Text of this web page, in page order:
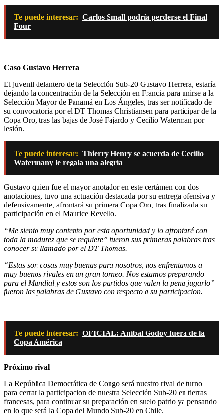
Te puede interesar: Carlos Small podría perderse el Final
Four
Caso Gustavo Herrera
El juvenil delantero de la Selección Sub-20 Gustavo Herrera, estaría
dejando la concentración de la Selección en Francia para unirse a la
Selección Mayor de Panamá en Los Ángeles, tras ser notificado de
su convocatoria por el DT Thomas Christiansen para participar de la
Copa Oro, tras las bajas de José Fajardo y Cecilio Waterman por
lesión.
Te puede interesar: Thierry Henry se acuerda de Cecilio
Watermany le regala una alegría
Gustavo quien fue el mayor anotador en este certámen con dos
anotaciones, tuvo una actuación destacada por su entrega ofensiva y
defensivamente, afrontará su primera Copa Oro, tras finalizada su
participación en el Maurice Revello.
“Me siento muy contento por esta oportunidad y lo afrontaré con
toda la madurez que se requiere” fueron sus primeras palabras tras
conocer su llamado por el DT Thomas.
“Estas son cosas muy buenas para nosotros, nos enfrentamos a
muy buenos rivales en un gran torneo. Nos estamos preparando
para el Mundial y estos son los partidos que valen la pena jugarlo”
fueron las palabras de Gustavo con respecto a su participacion.
Te puede interesar: OFICIAL: Aníbal Godoy fuera de la
Copa América
Próximo rival
La República Democrática de Congo será nuestro rival de turno
para cerrar la participacion de nuestra Selección Sub-20 en tierras
francesas, para continuar su preparación en suelo patrio ya pensando
en lo que será la Copa del Mundo Sub-20 en Chile.